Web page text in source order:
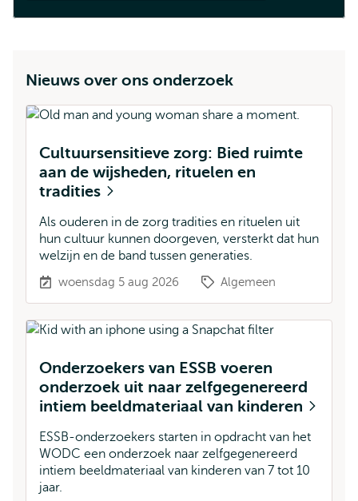
Nieuws over ons onderzoek
Cultuursensitieve zorg: Bied ruimte
aan de wijsheden, rituelen en
tradities
Als ouderen in de zorg tradities en rituelen uit
hun cultuur kunnen doorgeven, versterkt dat hun
welzijn en de band tussen generaties.
woensdag 5 aug 2026 Algemeen
Onderzoekers van ESSB voeren
onderzoek uit naar zelfgegenereerd
intiem beeldmateriaal van kinderen
ESSB-onderzoekers starten in opdracht van het
WODC een onderzoek naar zelfgegenereerd
intiem beeldmateriaal van kinderen van 7 tot 10
jaar.